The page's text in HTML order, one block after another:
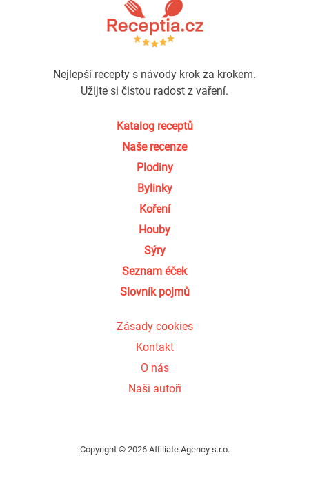
Nejlepší recepty s návody krok za krokem.
Užijte si čistou radost z vaření.
Katalog receptů
Naše recenze
Plodiny
Bylinky
Koření
Houby
Sýry
Seznam éček
Slovník pojmů
Zásady cookies
Kontakt
O nás
Naši autoři
Copyright © 2026 Affiliate Agency s.r.o.